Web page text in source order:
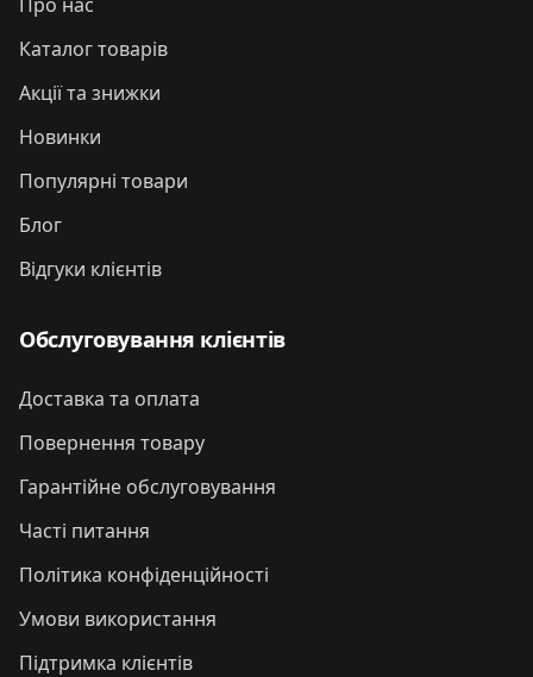
Каталог товарів
Акції та знижки
Новинки
Популярні товари
Блог
Відгуки клієнтів
Обслуговування клієнтів
Доставка та оплата
Повернення товару
Гарантійне обслуговування
Часті питання
Політика конфіденційності
Умови використання
Підтримка клієнтів